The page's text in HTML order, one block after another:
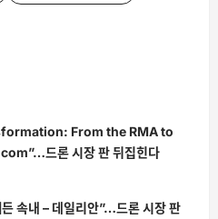
From the RMA to
드론 시장 판 뒤집힌다
속내 – 데일리안”…드론 시장 판